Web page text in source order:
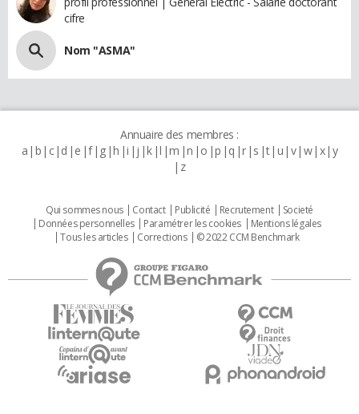
cifre
Nom "ASMA"
Annuaire des membres :
a b c d e f g h i j k l m n o p q r s t u v w x y
z
Qui sommes nous Contact Publicité Recrutement
Societé
Données personnelles
Paramétrer les cookies
Mentions légales
Tous les articles
Corrections © 2022 CCM Benchmark